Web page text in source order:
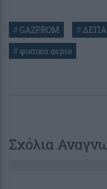
#GAZPROM # ΔΕΠΑ
# φυσικο αεριο
Σχόλια